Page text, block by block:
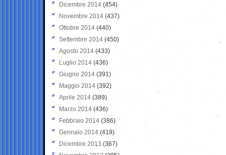
Dicembre 2014 (454)
Novembre 2014 (437)
Ottobre 2014 (440)
Settembre 2014 (450)
Agosto 2014 (433)
Luglio 2014 (436)
Giugno 2014 (391)
Maggio 2014 (392)
Aprile 2014 (389)
Marzo 2014 (436)
Febbraio 2014 (386)
Gennaio 2014 (419)
Dicembre 2013 (367)